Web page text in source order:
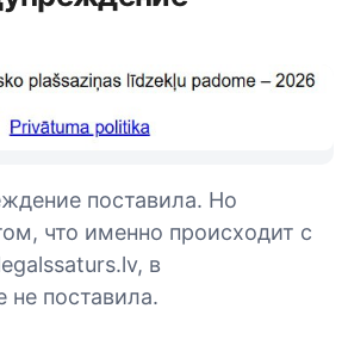
поставила. Но
что именно происходит с
в
не поставила.